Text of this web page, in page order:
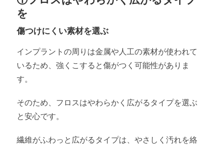
を
傷つけにくい素材を選ぶ
インプラントの周りは金属や人工の素材が使われて
いるため、強くこすると傷がつく可能性がありま
す。
そのため、フロスはやわらかく広がるタイプを選ぶ
と安心です。
繊維がふわっと広がるタイプは、やさしく汚れを絡